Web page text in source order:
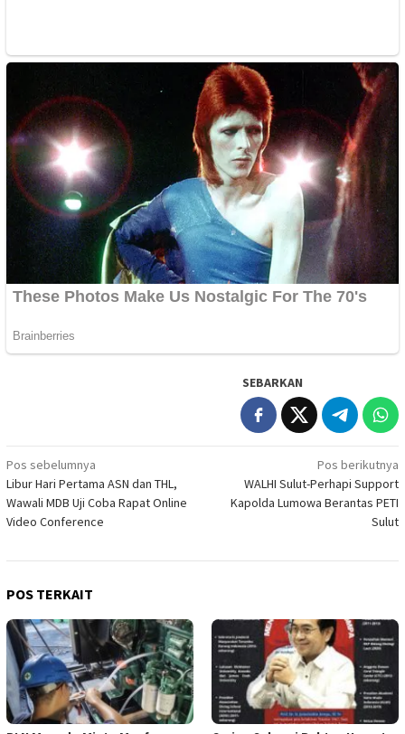
SEBARKAN
Navigasi
pos
Pos sebelumnya
Libur Hari Pertama ASN dan THL,
Wawali MDB Uji Coba Rapat Online
Video Conference
Pos berikutnya
WALHI Sulut-Perhapi Support
Kapolda Lumowa Berantas PETI
Sulut
POS TERKAIT